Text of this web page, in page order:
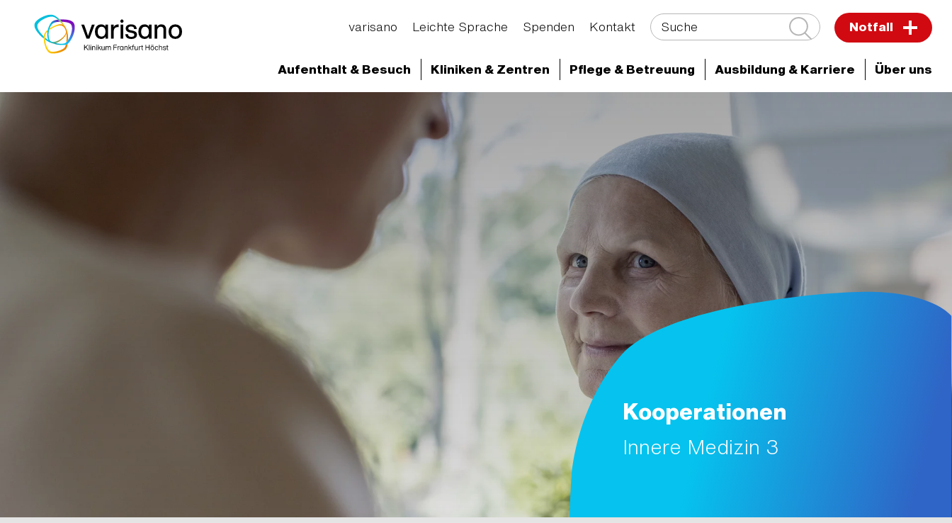
varisano Leichte Sprache Spenden Kontakt Suche Notfall
Aufenthalt & Besuch Kliniken & Zentren Pflege & Betreuung Ausbildung & Karriere Über uns
Klinikum Frankfurt Höchst
Kooperationen
Innere Medizin 3